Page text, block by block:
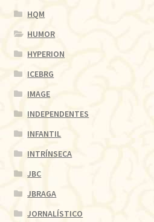
HQM
HUMOR
HYPERION
ICEBRG
IMAGE
INDEPENDENTES
INFANTIL
INTRÍNSECA
JBC
JBRAGA
JORNALÍSTICO